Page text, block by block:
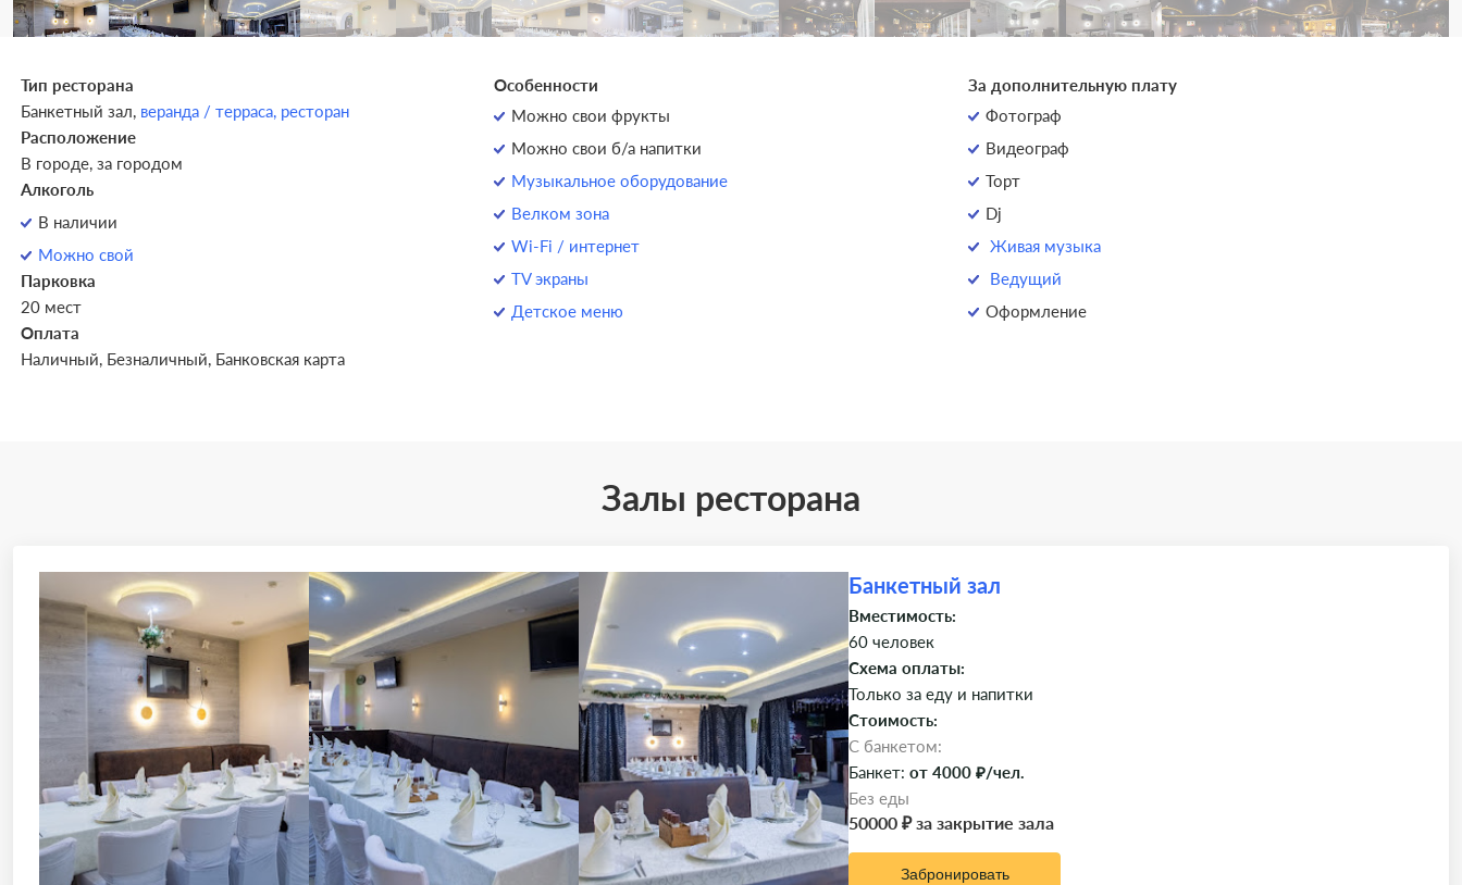
Тип ресторана
Банкетный зал, веранда / терраса, ресторан
Расположение
В городе, за городом
Алкоголь
В наличии
Можно свой
Парковка
20 мест
Оплата
Наличный, Безналичный, Банковская карта
Особенности
Можно свои фрукты
Можно свои б/а напитки
Музыкальное оборудование
Велком зона
Wi-Fi / интернет
TV экраны
Детское меню
За дополнительную плату
Фотограф
Видеограф
Торт
Dj
Живая музыка
Ведущий
Оформление
Залы ресторана
Банкетный зал
Вместимость:
60 человек
Схема оплаты:
Только за еду и напитки
Стоимость:
C банкетом:
Банкет: от 4000 ₽/чел.
Без еды
50000 ₽ за закрытие зала
Забронировать